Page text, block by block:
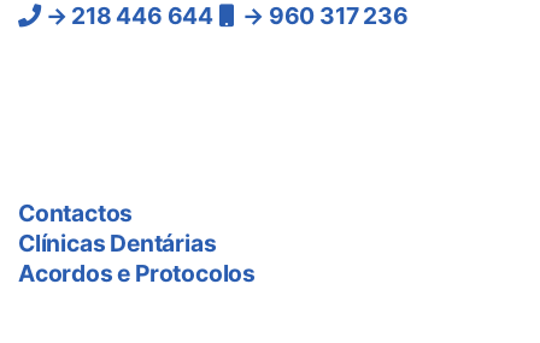
→ 218 446 644
→ 960 317 236
Contactos
Clínicas Dentárias
Acordos e Protocolos